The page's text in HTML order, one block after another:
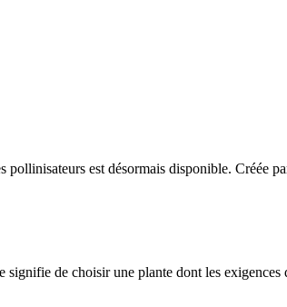
pollinisateurs est désormais disponible. Créée
de choisir une plante dont les exigences